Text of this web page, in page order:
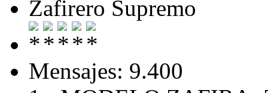
Zafirero Supremo
Mensajes: 9.400